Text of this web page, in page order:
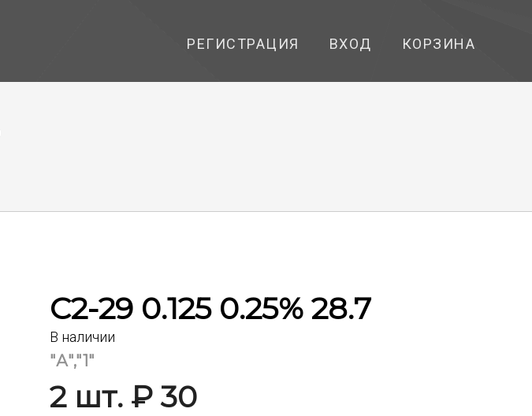
РЕГИСТРАЦИЯ ВХОД КОРЗИНА
С2-29 0.125 0.25% 28.7
В наличии
"А","1"
2 шт. ₽ 30